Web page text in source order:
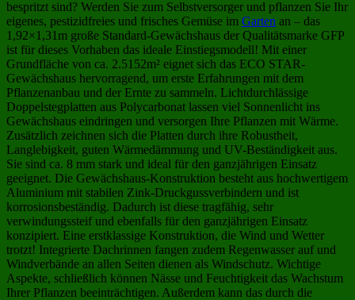
bespritzt sind? Werden Sie zum Selbstversorger und pflanzen Sie Ihr
eigenes, pestizidfreies und frisches Gemüse im Garten an – das
1,92×1,31m große Standard-Gewächshaus der Qualitätsmarke GFP
ist für dieses Vorhaben das ideale Einstiegsmodell! Mit einer
Grundfläche von ca. 2.5152m² eignet sich das ECO STAR-
Gewächshaus hervorragend, um erste Erfahrungen mit dem
Pflanzenanbau und der Ernte zu sammeln. Lichtdurchlässige
Doppelstegplatten aus Polycarbonat lassen viel Sonnenlicht ins
Gewächshaus eindringen und versorgen Ihre Pflanzen mit Wärme.
Zusätzlich zeichnen sich die Platten durch ihre Robustheit,
Langlebigkeit, guten Wärmedämmung und UV-Beständigkeit aus.
Sie sind ca. 8 mm stark und ideal für den ganzjährigen Einsatz
geeignet. Die Gewächshaus-Konstruktion besteht aus hochwertigem
Aluminium mit stabilen Zink-Druckgussverbindern und ist
korrosionsbeständig. Dadurch ist diese tragfähig, sehr
verwindungssteif und ebenfalls für den ganzjährigen Einsatz
konzipiert. Eine erstklassige Konstruktion, die Wind und Wetter
trotzt! Integrierte Dachrinnen fangen zudem Regenwasser auf und
Windverbände an allen Seiten dienen als Windschutz. Wichtige
Aspekte, schließlich können Nässe und Feuchtigkeit das Wachstum
Ihrer Pflanzen beeinträchtigen. Außerdem kann das durch die